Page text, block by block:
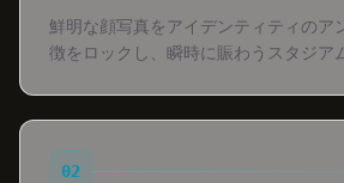
鮮明な顔写真をアイデンティティのア
徴をロックし、瞬時に賑わうスタジア
02